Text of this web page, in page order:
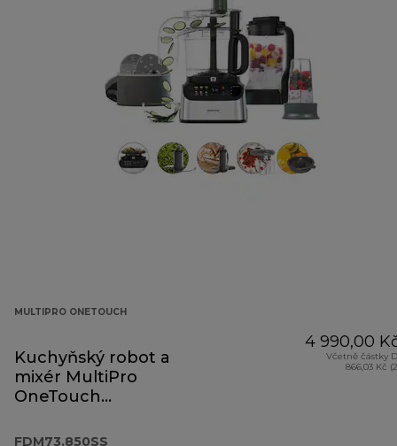
MULTIPRO ONETOUCH
Kuchyňský robot a
mixér MultiPro
OneTouch
FDM73.850SS
4 990,00
Včetně částky
866,03 Kč